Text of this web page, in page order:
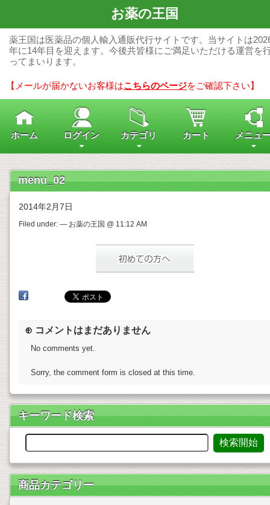
お薬の王国
薬王国は医薬品の個人輸入通販代行サイトです。当サイトは
年に14年目を迎えます。今後共皆様にご満足いただける運営を
ってまいります。
【メールが届かないお客様はこちらのページをご確認下さい】
ホーム ログイン カテゴリ カート メニュ
menu_02
2014年2月7日
Filed under: — お薬の王国 @ 11:12 AM
⊕ コメントはまだありません
No comments yet.
Sorry, the comment form is closed at this time.
キーワード検索
商品カテゴリー